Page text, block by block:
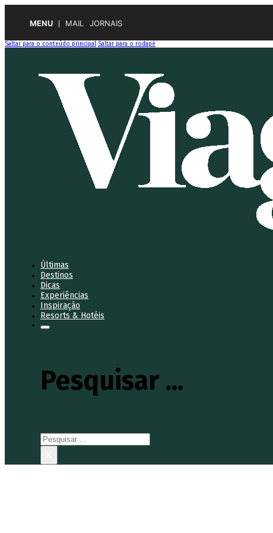
MENU MAIL JORNAIS
Saltar para o conteúdo principal Saltar para o rodapé
Últimas
Destinos
Dicas
Experiências
Inspiração
Resorts & Hotéis
Pesquisar ...
Pesquisar